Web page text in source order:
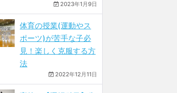
2023年1月9日
体育の授業(運動やス
ポーツ)が苦手な子必
見！楽しく克服する方
法
2022年12月11日